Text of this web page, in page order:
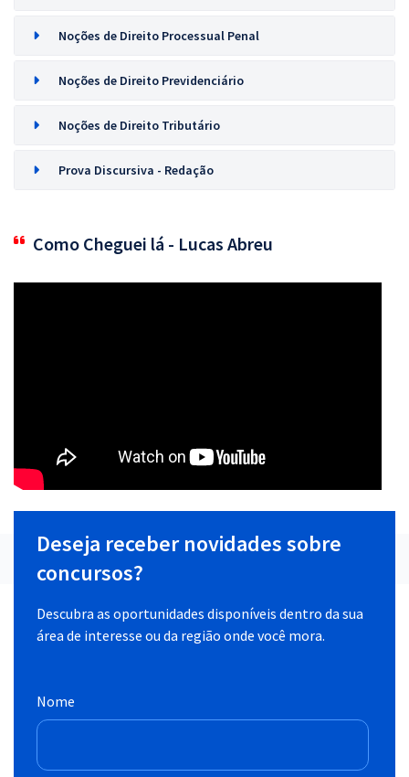
Noções de Direito Processual Penal
Noções de Direito Previdenciário
Noções de Direito Tributário
Prova Discursiva - Redação
Como Cheguei lá - Lucas Abreu
Deseja receber novidades sobre
concursos?
Descubra as oportunidades disponíveis dentro da sua
área de interesse ou da região onde você mora.
Nome